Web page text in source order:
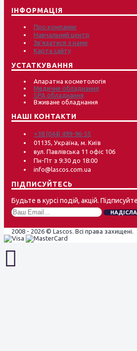
ІНФОРМАЦІЯ
Про компанію
Навчальний центр
Зв'язатися з нами
Карта сайту
УСТАТКУВАННЯ
Апаратна косметологія
Медичне обладнання
SPA обладнання
Вживане обладнання
НАШІ КОНТАКТИ
+38 (044) 499-96-55
01135, Україна, м. Київ
вул. Павлівська 11 офіс 106
Пн-Пт з 9:30 до 18:00
info@lascos.com.ua
ПІДПИСУЙТЕСЬ
Будьте в курсі подій, акцій.
2008 - 2026 © Lascos. Всі права захищені.